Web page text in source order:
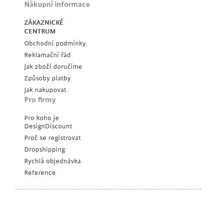
Nákupní informace
ZÁKAZNICKÉ
CENTRUM
Obchodní podmínky
Reklamační řád
Jak zboží doručíme
Způsoby platby
Jak nakupovat
Pro firmy
Pro koho je
DesignDiscount
Proč se registrovat
Dropshipping
Rychlá objednávka
Reference